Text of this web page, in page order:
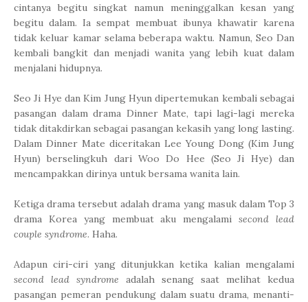
cintanya begitu singkat namun meninggalkan kesan yang
begitu dalam. Ia sempat membuat ibunya khawatir karena
tidak keluar kamar selama beberapa waktu. Namun, Seo Dan
kembali bangkit dan menjadi wanita yang lebih kuat dalam
menjalani hidupnya.
Seo Ji Hye dan Kim Jung Hyun dipertemukan kembali sebagai
pasangan dalam drama Dinner Mate, tapi lagi-lagi mereka
tidak ditakdirkan sebagai pasangan kekasih yang long lasting.
Dalam Dinner Mate diceritakan Lee Young Dong (Kim Jung
Hyun) berselingkuh dari Woo Do Hee (Seo Ji Hye) dan
mencampakkan dirinya untuk bersama wanita lain.
Ketiga drama tersebut adalah drama yang masuk dalam Top 3
drama Korea yang membuat aku mengalamisecond lead
couple syndrome. Haha.
Adapun ciri-ciri yang ditunjukkan ketika kalian mengalami
second lead syndrome adalah senang saat melihat kedua
pasangan pemeran pendukung dalam suatu drama, menanti-